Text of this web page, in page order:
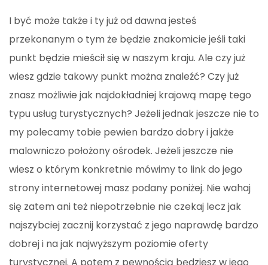
I być może także i ty już od dawna jesteś
przekonanym o tym że będzie znakomicie jeśli taki
punkt będzie mieścił się w naszym kraju. Ale czy już
wiesz gdzie takowy punkt można znaleźć? Czy już
znasz możliwie jak najdokładniej krajową mapę tego
typu usług turystycznych? Jeżeli jednak jeszcze nie to
my polecamy tobie pewien bardzo dobry i jakże
malowniczo położony ośrodek. Jeżeli jeszcze nie
wiesz o którym konkretnie mówimy to link do jego
strony internetowej masz podany poniżej. Nie wahaj
się zatem ani też niepotrzebnie nie czekaj lecz jak
najszybciej zacznij korzystać z jego naprawdę bardzo
dobrej i na jak najwyższym poziomie oferty